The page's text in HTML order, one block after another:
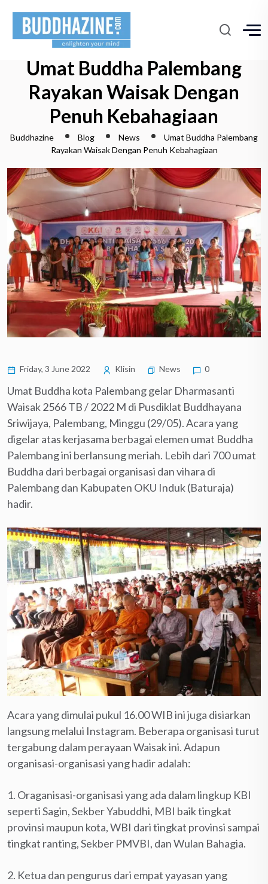
Umat Buddha Palembang
Rayakan Waisak Dengan
Penuh Kebahagiaan
Buddhazine Blog News
Umat Buddha Palembang
Rayakan Waisak Dengan Penuh Kebahagiaan
Friday, 3 June 2022 Klisin News 0
Umat Buddha kota Palembang gelar Dharmasanti
Waisak 2566 TB / 2022 M di Pusdiklat Buddhayana
Sriwijaya, Palembang, Minggu (29/05). Acara yang
digelar atas kerjasama berbagai elemen umat Buddha
Palembang ini berlansung meriah. Lebih dari 700 umat
Buddha dari berbagai organisasi dan vihara di
Palembang dan Kabupaten OKU Induk (Baturaja)
hadir.
Acara yang dimulai pukul 16.00 WIB ini juga disiarkan
langsung melalui Instagram. Beberapa organisasi turut
tergabung dalam perayaan Waisak ini. Adapun
organisasi-organisasi yang hadir adalah:
1. Oraganisasi-organisasi yang ada dalam lingkup KBI
seperti Sagin, Sekber Yabuddhi, MBI baik tingkat
provinsi maupun kota, WBI dari tingkat provinsi sampai
tingkat ranting, Sekber PMVBI, dan Wulan Bahagia.
2. Ketua dan pengurus dari empat yayasan yang